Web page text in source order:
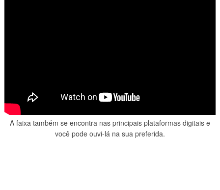
A faixa também se encontra nas principais plataformas digitais e
você pode ouvi-lá na sua preferida.